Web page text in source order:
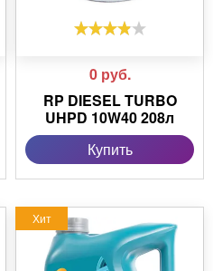
0 руб.
RP DIESEL TURBO
UHPD 10W40 208л
Купить
Хит